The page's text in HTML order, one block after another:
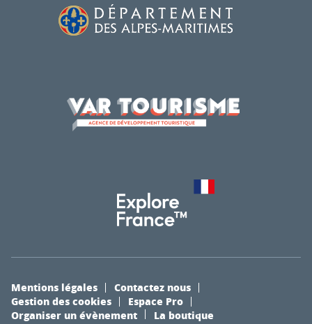
Mentions légales
Contactez nous
Gestion des cookies
Espace Pro
Organiser un évènement
La boutique